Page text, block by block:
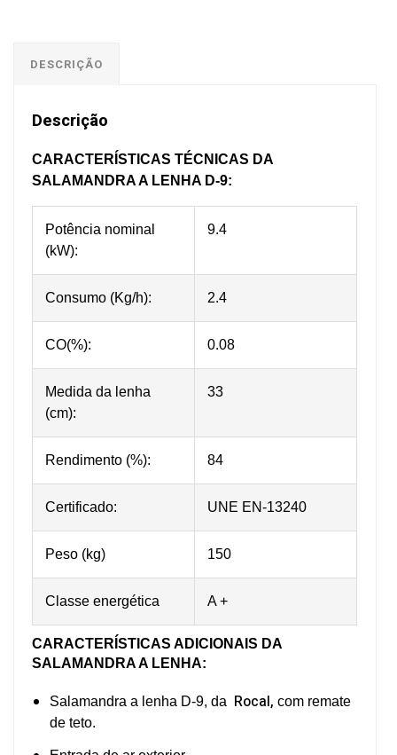
DESCRIÇÃO
Descrição
CARACTERÍSTICAS TÉCNICAS DA
SALAMANDRA A LENHA D-9:
Potência nominal
(kW):
9.4
Consumo (Kg/h): 2.4
CO(%): 0.08
Medida da lenha
(cm):
33
Rendimento (%): 84
Certificado: UNE EN-13240
Peso (kg) 150
Classe energética A +
CARACTERÍSTICAS ADICIONAIS DA
SALAMANDRA A LENHA:
Salamandra a lenha D-9, da Rocal, com remate
de teto.